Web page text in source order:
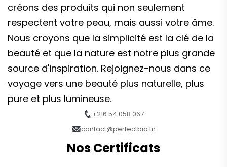
créons des produits qui non seulement
respectent votre peau, mais aussi votre âme.
Nous croyons que la simplicité est la clé de la
beauté et que la nature est notre plus grande
source d'inspiration. Rejoignez-nous dans ce
voyage vers une beauté plus naturelle, plus
pure et plus lumineuse.
+216 54 058 067
contact@perfectbio.tn
Nos Certificats